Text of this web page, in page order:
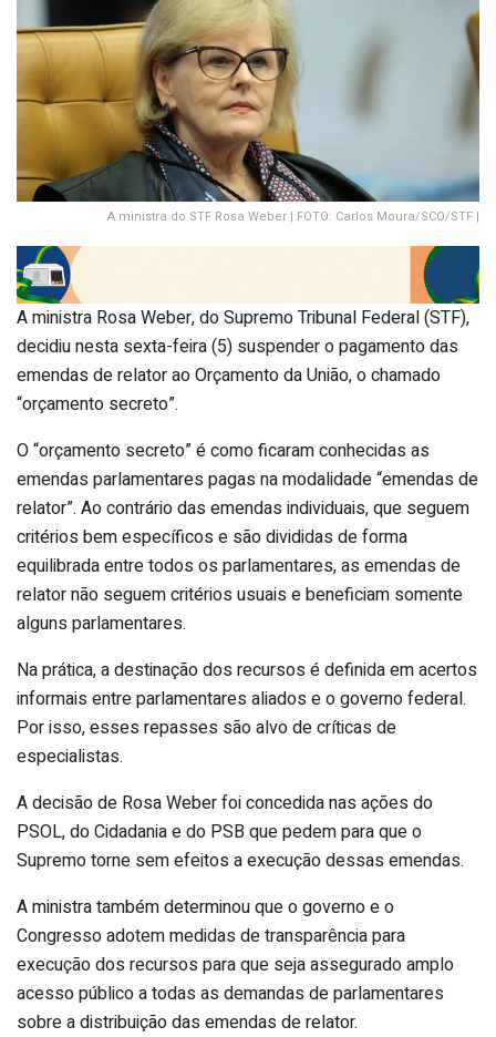
A ministra do STF Rosa Weber | FOTO: Carlos Moura/SCO/STF |
A ministra Rosa Weber, do Supremo Tribunal Federal (STF),
decidiu nesta sexta-feira (5) suspender o pagamento das
emendas de relator ao Orçamento da União, o chamado
“orçamento secreto”.
O “orçamento secreto” é como ficaram conhecidas as
emendas parlamentares pagas na modalidade “emendas de
relator”. Ao contrário das emendas individuais, que seguem
critérios bem específicos e são divididas de forma
equilibrada entre todos os parlamentares, as emendas de
relator não seguem critérios usuais e beneficiam somente
alguns parlamentares.
Na prática, a destinação dos recursos é definida em acertos
informais entre parlamentares aliados e o governo federal.
Por isso, esses repasses são alvo de críticas de
especialistas.
A decisão de Rosa Weber foi concedida nas ações do
PSOL, do Cidadania e do PSB que pedem para que o
Supremo torne sem efeitos a execução dessas emendas.
A ministra também determinou que o governo e o
Congresso adotem medidas de transparência para
execução dos recursos para que seja assegurado amplo
acesso público a todas as demandas de parlamentares
sobre a distribuição das emendas de relator.